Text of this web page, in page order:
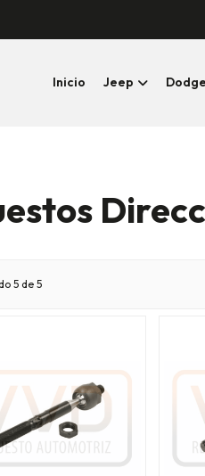
Inicio Jeep Dodge
5 de 5